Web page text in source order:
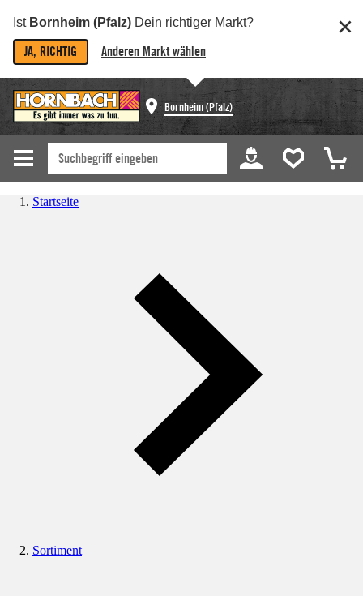
Ist Bornheim (Pfalz) Dein richtiger Markt?
JA, RICHTIG Anderen Markt wählen
Bornheim (Pfalz)
Startseite
Sortiment